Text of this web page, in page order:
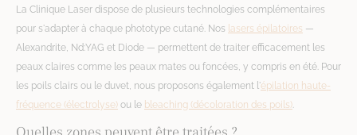
La Clinique Laser dispose de plusieurs technologies complémentaires
pour s'adapter à chaque phototype cutané. Nos lasers épilatoires —
Alexandrite, Nd:YAG et Diode — permettent de traiter efficacement les
peaux claires comme les peaux mates ou foncées, y compris en été. Pour
les poils clairs ou le duvet, nous proposons également l'épilation haute-
fréquence (électrolyse) ou le bleaching (décoloration des poils)